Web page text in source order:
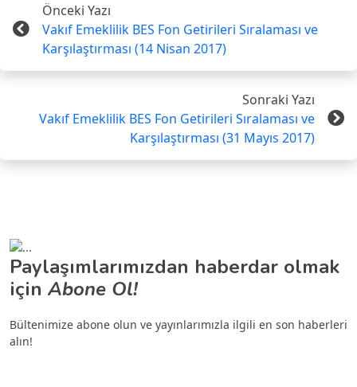
Önceki Yazı
Vakıf Emeklilik BES Fon Getirileri Sıralaması ve
Karşılaştırması (14 Nisan 2017)
Sonraki Yazı
Vakıf Emeklilik BES Fon Getirileri Sıralaması ve
Karşılaştırması (31 Mayıs 2017)
Paylaşımlarımızdan haberdar olmak
için Abone Ol!
Bültenimize abone olun ve yayınlarımızla ilgili en son haberleri
alın!